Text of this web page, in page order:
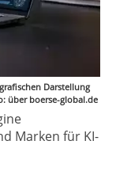
Darstellung
über boerse-global.de
Marken für KI-